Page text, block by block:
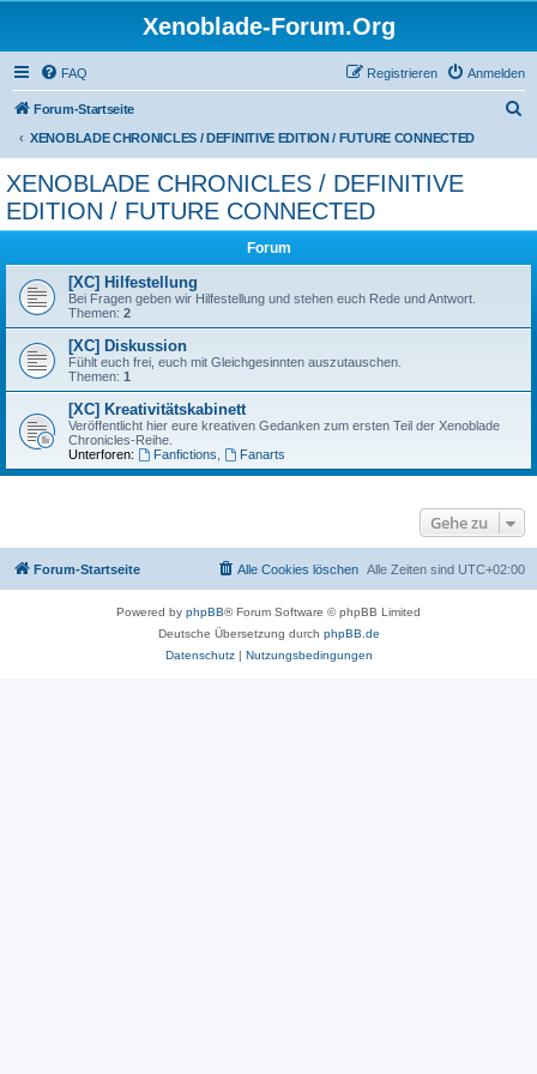
Xenoblade-Forum.Org
FAQ Anmelden
Registrieren
Forum-Startseite
XENOBLADE CHRONICLES / DEFINITIVE EDITION / FUTURE CONNECTED
XENOBLADE CHRONICLES / DEFINITIVE
EDITION / FUTURE CONNECTED
Forum
[XC] Hilfestellung
Bei Fragen geben wir Hilfestellung und stehen euch Rede und Antwort.
Themen: 2
[XC] Diskussion
Fühlt euch frei, euch mit Gleichgesinnten auszutauschen.
Themen: 1
[XC] Kreativitätskabinett
Veröffentlicht hier eure kreativen Gedanken zum ersten Teil der Xenoblade
Chronicles-Reihe.
Unterforen:
Fanfictions Fanarts
Gehe zu
Forum-Startseite Alle Zeiten sind UTC+02:00
Alle Cookies löschen
Powered by phpBB® Forum Software © phpBB Limited
Deutsche Übersetzung durch phpBB.de
Datenschutz| Nutzungsbedingungen